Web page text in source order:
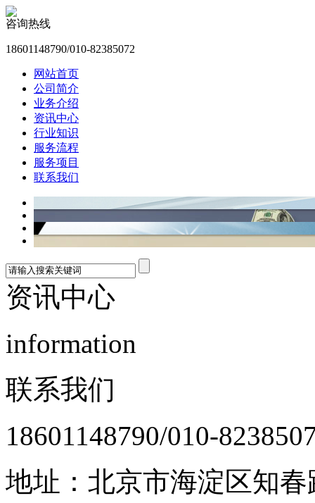
咨询热线
18601148790/010-82385072
网站首页
公司简介
业务介绍
资讯中心
行业知识
服务流程
服务项目
联系我们
资讯中心
information
联系我们
18601148790/010-
地址：北京市海淀区知